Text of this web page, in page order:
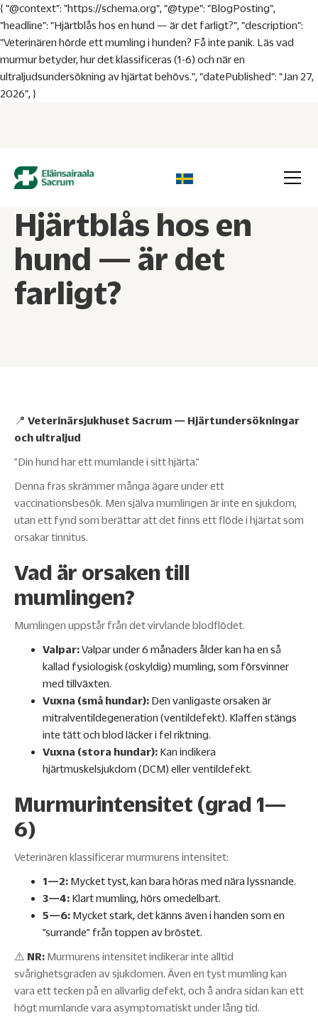
{ "@context": "https://schema.org", "@type": "BlogPosting",
"headline": "Hjärtblås hos en hund — är det farligt?", "description":
"Veterinären hörde ett mumling i hunden? Få inte panik. Läs vad
murmur betyder, hur det klassificeras (1-6) och när en
ultraljudsundersökning av hjärtat behövs.", "datePublished": "Jan 27,
2026", }
Hjärtblås hos en
hund — är det
farligt?
📍 Veterinärsjukhuset Sacrum — Hjärtundersökningar
och ultraljud
”Din hund har ett mumlande i sitt hjärta.”
Denna fras skrämmer många ägare under ett
vaccinationsbesök. Men själva mumlingen är inte en sjukdom,
utan ett fynd som berättar att det finns ett flöde i hjärtat som
orsakar tinnitus.
Vad är orsaken till
mumlingen?
Mumlingen uppstår från det virvlande blodflödet.
Valpar:Valpar under 6 månaders ålder kan ha en så
kallad fysiologisk (oskyldig) mumling, som försvinner
med tillväxten.
Vuxna (små hundar): Den vanligaste orsaken är
mitralventildegeneration (ventildefekt). Klaffen stängs
inte tätt och blod läcker i fel riktning.
Vuxna (stora hundar): Kan indikera
hjärtmuskelsjukdom (DCM) eller ventildefekt.
Murmurintensitet (grad 1—
6)
Veterinären klassificerar murmurens intensitet:
1—2: Mycket tyst, kan bara höras med nära lyssnande.
3—4: Klart mumling, hörs omedelbart.
5—6: Mycket stark, det känns även i handen som en
”surrande” från toppen av bröstet.
⚠️ NR: Murmurens intensitet indikerar inte alltid
svårighetsgraden av sjukdomen. Även en tyst mumling kan
vara ett tecken på en allvarlig defekt, och å andra sidan kan ett
högt mumlande vara asymptomatiskt under lång tid.